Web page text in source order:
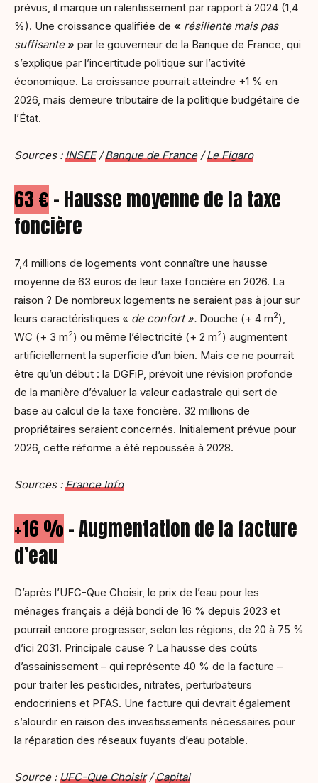
prévus, il marque un ralentissement par rapport à 2024 (1,4
%). Une croissance qualifiée de « résiliente mais pas
suffisante» par le gouverneur de la Banque de France, qui
s’explique par l’incertitude politique sur l’activité
économique. La croissance pourrait atteindre +1 % en
2026, mais demeure tributaire de la politique budgétaire de
l’État.
Sources :INSEE/Banque de France/Le Figaro
63 €– Hausse moyenne de la taxe
foncière
7,4 millions de logements vont connaître une hausse
moyenne de 63 euros de leur taxe foncière en 2026. La
raison ? De nombreux logements ne seraient pas à jour sur
leurs caractéristiques « de confort ». Douche (+ 4 m2),
WC (+ 3 m2) ou même l’électricité (+ 2 m2) augmentent
artificiellement la superficie d’un bien. Mais ce ne pourrait
être qu’un début : la DGFiP, prévoit une révision profonde
de la manière d’évaluer la valeur cadastrale qui sert de
base au calcul de la taxe foncière. 32 millions de
propriétaires seraient concernés. Initialement prévue pour
2026, cette réforme a été repoussée à 2028.
Sources :France Info
+16 %– Augmentation de la facture
d’eau
D’après l’UFC-Que Choisir, le prix de l’eau pour les
ménages français a déjà bondi de 16 % depuis 2023 et
pourrait encore progresser, selon les régions, de 20 à 75 %
d’ici 2031. Principale cause ? La hausse des coûts
d’assainissement – qui représente 40 % de la facture –
pour traiter les pesticides, nitrates, perturbateurs
endocriniens et PFAS. Une facture qui devrait également
s’alourdir en raison des investissements nécessaires pour
la réparation des réseaux fuyants d’eau potable.
Source :UFC-Que Choisir/Capital